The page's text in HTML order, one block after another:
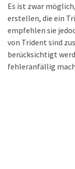
Es ist zwar
erstellen, die ein
empfehlen sie
von Trident sind
berücksichtigt
fehleranfällig